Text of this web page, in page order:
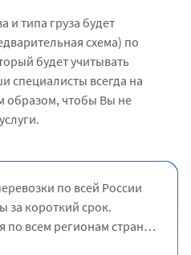
и типа груза будет
схема) по
будет учитывать
специалисты всегда на
образом, чтобы Вы не
по всей России
за короткий срок.
по всем регионам страны
быстро и без каких-либо